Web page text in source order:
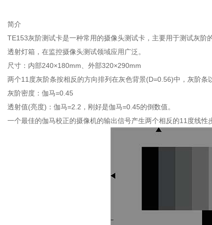
简介
TE153灰阶测试卡是一种常用的摄像头测试卡，主要用于测试灰
透射灯箱，在监控摄像头测试领域应用广泛。
尺寸：内部240×180mm、外部320×290mm
两个11度灰阶条按相反的方向排列在灰色背景(D=0.56)中，灰阶条
灰阶密度：伽马=0.45
透射值(亮度)：伽马=2.2，刚好是伽马=0.45的倒数值。
一个最佳的伽马校正的摄像机的输出信号产生两个相反的11度线性